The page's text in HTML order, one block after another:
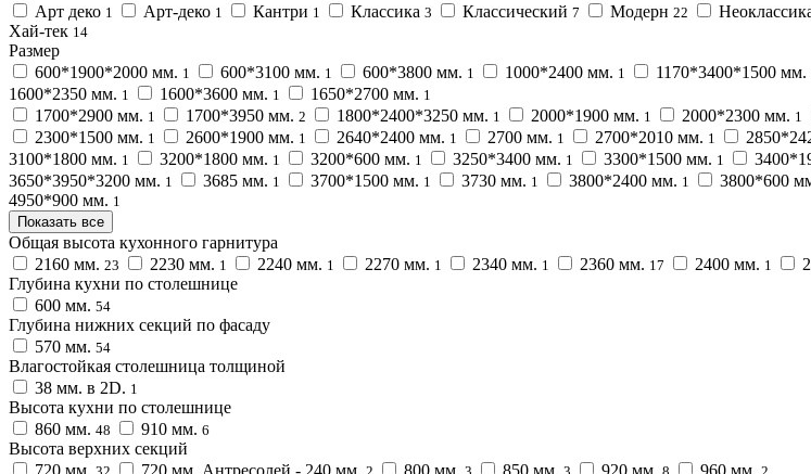
Арт деко 1 Арт-деко 1 Кантри 1 Классика 3 Классический 7 Модерн 22
Хай-тек 14
Размер
600*1900*2000 мм. 1 600*3100 мм. 1 600*3800 мм. 1 1000*2400 мм. 1 1170*3400*1500 мм.
1600*2350 мм. 1 1600*3600 мм. 1 1650*2700 мм. 1
1700*2900 мм. 1 1700*3950 мм. 2 1800*2400*3250 мм. 1 2000*1900 мм. 1 2000*2300 мм. 1
2300*1500 мм. 1 2600*1900 мм. 1 2640*2400 мм. 1 2700 мм. 1 2700*2010 мм. 1
3100*1800 мм. 1 3200*1800 мм. 1 3200*600 мм. 1 3250*3400 мм. 1 3300*1500 мм. 1
3650*3950*3200 мм. 1 3685 мм. 1 3700*1500 мм. 1 3730 мм. 1 3800*2400 мм. 1 3800*600
4950*900 мм. 1
Показать все
Общая высота кухонного гарнитура
2160 мм. 23 2230 мм. 1 2240 мм. 1 2270 мм. 1 2340 мм. 1 2360 мм. 17 2400 мм. 1
Глубина кухни по столешнице
600 мм. 54
Глубина нижних секций по фасаду
570 мм. 54
Влагостойкая столешница толщиной
38 мм. в 2D. 1
Высота кухни по столешнице
860 мм. 48 910 мм. 6
Высота верхних секций
720 мм.
720 мм. Антресолей - 240 мм. 800 мм. 850 мм. 920 мм. 960 мм.